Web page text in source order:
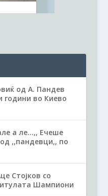
од А. Пандев
години во Киево
а ле...,, Ечеше
,,пандевци,, по
Стојков со
Шампиони